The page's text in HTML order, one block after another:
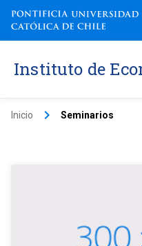
Instituto de
Inicio keyboard_arrow_right Seminarios